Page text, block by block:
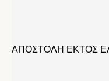
ΑΠΟΣΤΟΛΗ ΕΚΤΟΣ